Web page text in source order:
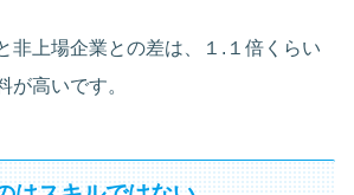
非上場企業との差は、１.１倍くらい
が高いです。